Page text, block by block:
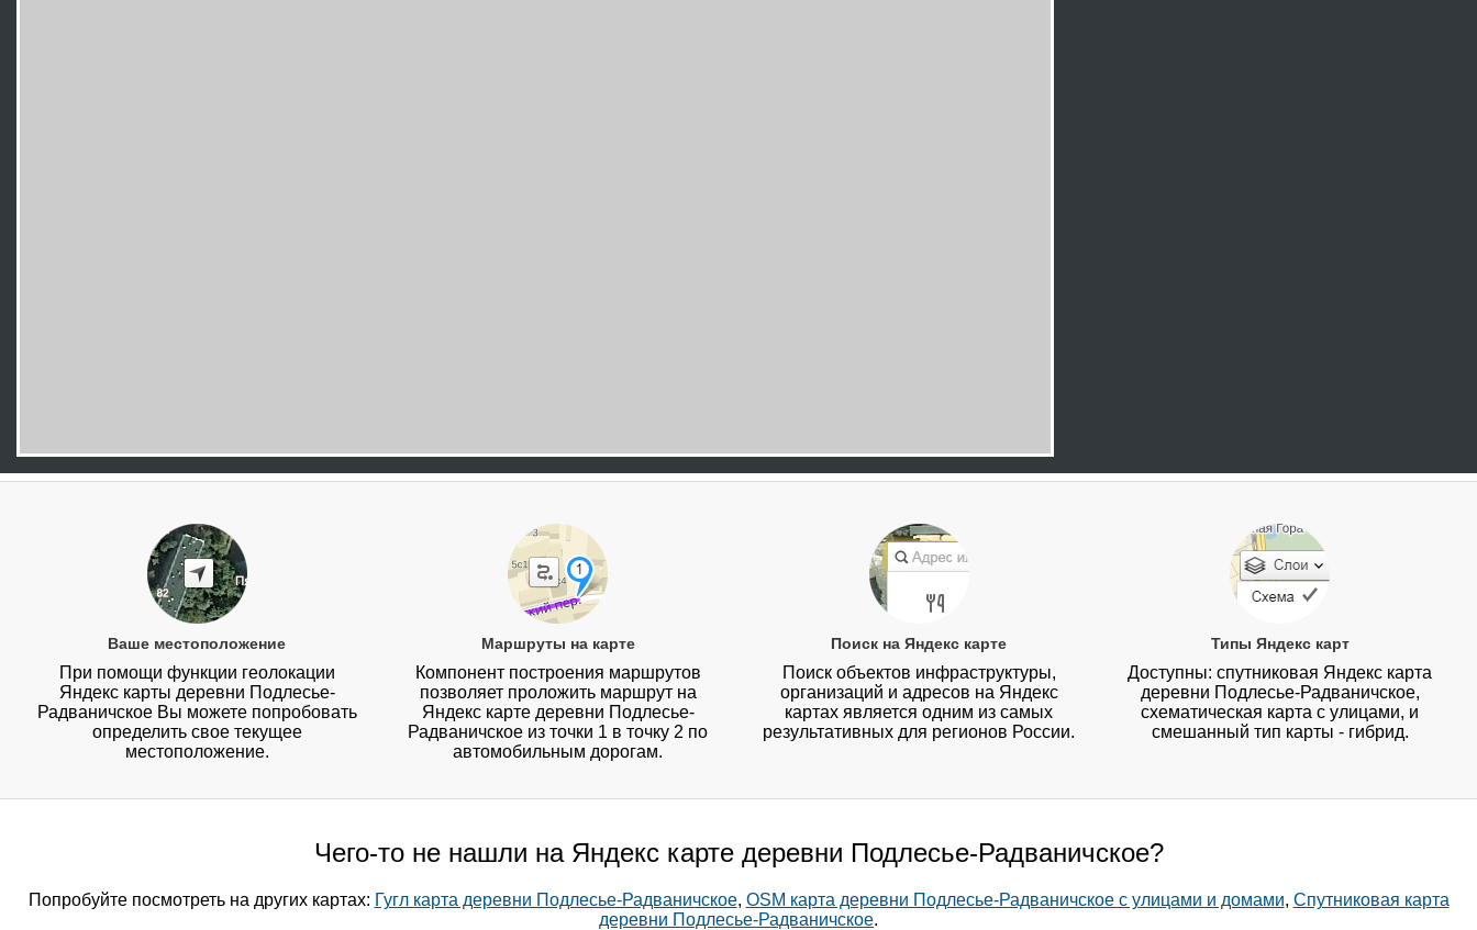
Ваше местоположение
При помощи функции геолокации
Яндекс карты деревни Подлесье-
Радваничское Вы можете попробовать
определить свое текущее
местоположение.
Маршруты на карте
Компонент построения маршрутов
позволяет проложить маршрут на
Яндекс карте деревни Подлесье-
Радваничское из точки 1 в точку 2 по
автомобильным дорогам.
Поиск на Яндекс карте
Поиск объектов инфраструктуры,
организаций и адресов на Яндекс
картах является одним из самых
результативных для регионов России.
Типы Яндекс карт
Доступны: спутниковая Яндекс карта
деревни Подлесье-Радваничское,
схематическая карта с улицами, и
смешанный тип карты - гибрид.
Чего-то не нашли на Яндекс карте деревни Подлесье-Радваничское?
Попробуйте посмотреть на других картах: Гугл карта деревни Подлесье-Радваничское, OSM карта деревни Подлесье-Радваничское с улицами и домами, Спутниковая карта
деревни Подлесье-Радваничское.